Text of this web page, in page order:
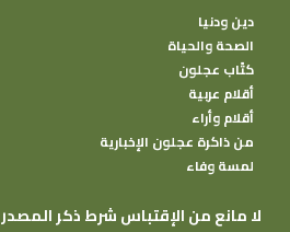
دين ودنيا
الصحة والحياة
كتًاب عجلون
أقلام عربية
أقلام وأراء
من ذاكرة عجلون الإخبارية
لمسة وفاء
( وكالة عجلون الإخبارية ) لا مانع من الإقتباس شرط ذكر المصدر